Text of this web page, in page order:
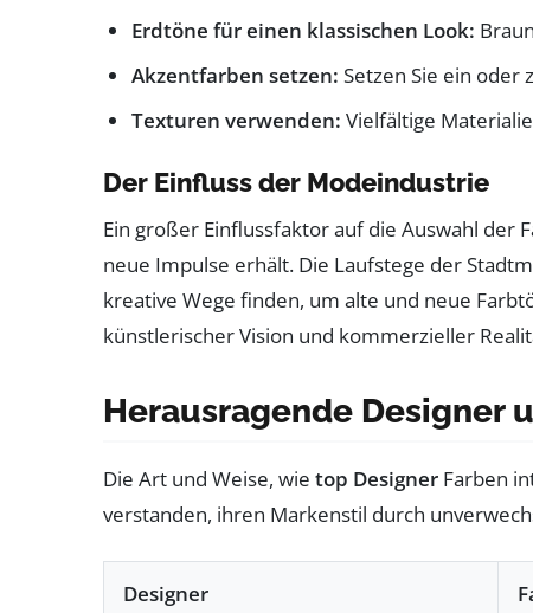
Erdtöne für einen klassischen Look:
Akzentfarben setzen: Setzen Sie ein oder
Texturen verwenden: Vielfältige
Der Einfluss der Modeindustrie
Ein großer Einflussfaktor auf die Auswahl der
neue Impulse erhält. Die Laufstege der
kreative Wege finden, um alte und neue
künstlerischer Vision und kommerzieller
Herausragende Designer
Die Art und Weise, wie top Designer Farben
verstanden, ihren Markenstil durch
Designer